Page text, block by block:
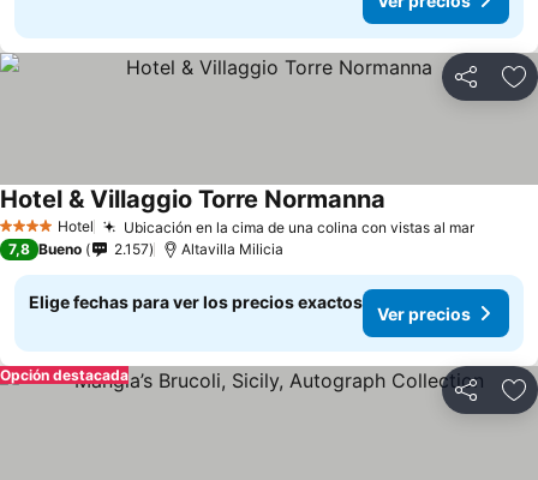
Compartir
4 EstrellasHotel Ubicación en la cima de una colina con vistas al marVer
Hotel & Villaggio Torre Normanna
7,8 Bueno 2.157 Altavilla Milicia
Elige fechas para ver los precios exactos
Ver precios
Compartir
Opción destacada